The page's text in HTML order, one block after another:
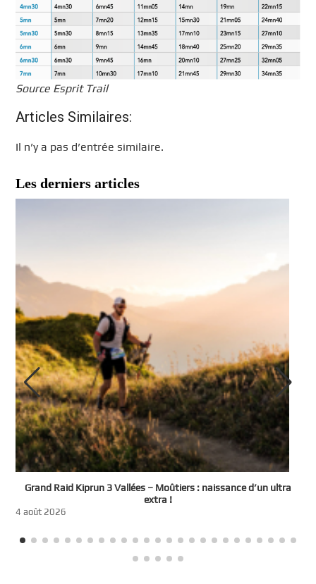
Source Esprit Trail
Articles Similaires:
Il n’y a pas d’entrée similaire.
Les derniers articles
Grand Raid Kiprun 3 Vallées – Moûtiers : naissance d’un ultra
extra !
4 août 2026